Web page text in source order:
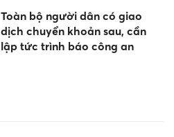
Toàn bộ người dân có giao
dịch chuyển khoản sau, cần
lập tức trình báo công an